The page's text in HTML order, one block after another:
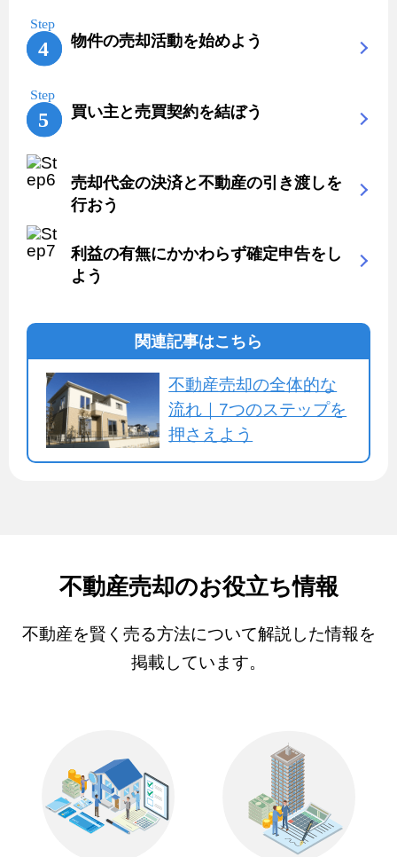
物件の売却活動を始めよう
買い主と売買契約を結ぼう
売却代金の決済と不動産の引き渡しを
行おう
利益の有無にかかわらず確定申告をし
よう
関連記事はこちら
不動産売却の全体的な
流れ｜7つのステップを
押さえよう
不動産売却のお役立ち情報
不動産を賢く売る方法について解説した情報を
掲載しています。